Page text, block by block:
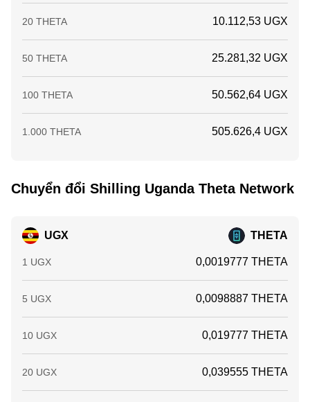
20 THETA 10.112,53 UGX
50 THETA 25.281,32 UGX
100 THETA 50.562,64 UGX
1.000 THETA 505.626,4 UGX
Chuyển đổi Shilling Uganda Theta Network
UGX THETA
1 UGX 0,0019777 THETA
5 UGX 0,0098887 THETA
10 UGX 0,019777 THETA
20 UGX 0,039555 THETA